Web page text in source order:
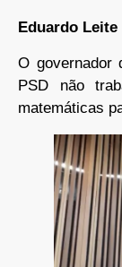
Eduardo Leite
O governador
PSD não
matemáticas